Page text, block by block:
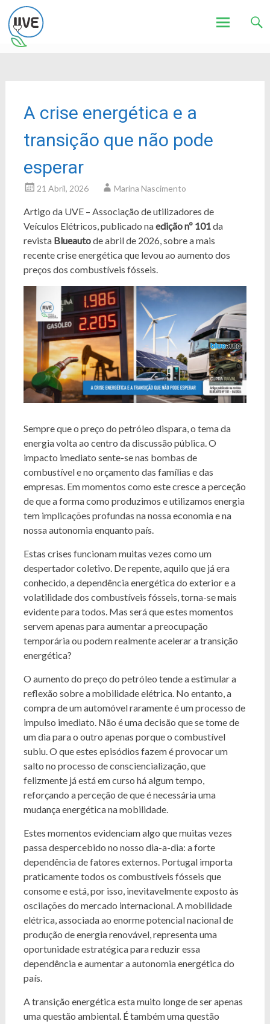
A crise energética e a
transição que não pode
esperar
21 Abril, 2026 Marina Nascimento
Artigo da UVE – Associação de utilizadores de
Veículos Elétricos, publicado naedição nº 101da
revista Blueautode abril de 2026, sobre a mais
recente crise energética que levou ao aumento dos
preços dos combustíveis fósseis.
Sempre que o preço do petróleo dispara, o tema da
energia volta ao centro da discussão pública. O
impacto imediato sente-se nas bombas de
combustível e no orçamento das famílias e das
empresas. Em momentos como este cresce a perceção
de que a forma como produzimos e utilizamos energia
tem implicações profundas na nossa economia e na
nossa autonomia enquanto país.
Estas crises funcionam muitas vezes como um
despertador coletivo. De repente, aquilo que já era
conhecido, a dependência energética do exterior e a
volatilidade dos combustíveis fósseis, torna-se mais
evidente para todos. Mas será que estes momentos
servem apenas para aumentar a preocupação
temporária ou podem realmente acelerar a transição
energética?
O aumento do preço do petróleo tende a estimular a
reflexão sobre a mobilidade elétrica. No entanto, a
compra de um automóvel raramente é um processo de
impulso imediato. Não é uma decisão que se tome de
um dia para o outro apenas porque o combustível
subiu. O que estes episódios fazem é provocar um
salto no processo de consciencialização, que
felizmente já está em curso há algum tempo,
reforçando a perceção de que é necessária uma
mudança energética na mobilidade.
Estes momentos evidenciam algo que muitas vezes
passa despercebido no nosso dia-a-dia: a forte
dependência de fatores externos. Portugal importa
praticamente todos os combustíveis fósseis que
consome e está, por isso, inevitavelmente exposto às
oscilações do mercado internacional. A mobilidade
elétrica, associada ao enorme potencial nacional de
produção de energia renovável, representa uma
oportunidade estratégica para reduzir essa
dependência e aumentar a autonomia energética do
país.
A transição energética esta muito longe de ser apenas
uma questão ambiental. É também uma questão